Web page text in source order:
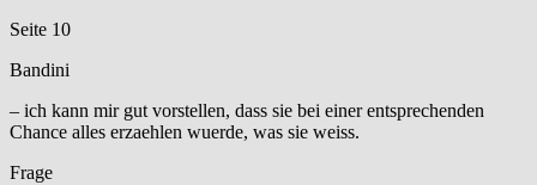
Seite 10
Bandini
– ich kann mir gut vorstellen, dass sie bei einer entsprechenden
Chance alles erzaehlen wuerde, was sie weiss.
Frage